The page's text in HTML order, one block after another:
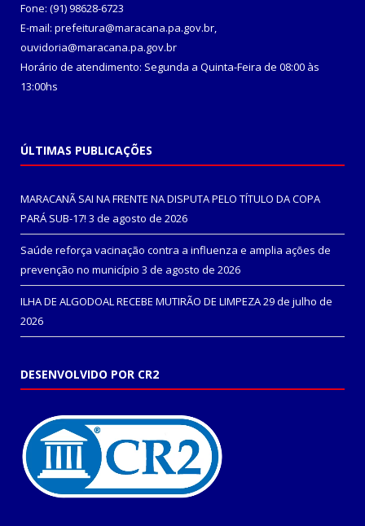
Fone: (91) 98628-6723
E-mail: prefeitura@maracana.pa.gov.br,
ouvidoria@maracana.pa.gov.br
Horário de atendimento: Segunda a Quinta-Feira de 08:00 às
13:00hs
ÚLTIMAS PUBLICAÇÕES
MARACANÃ SAI NA FRENTE NA DISPUTA PELO TÍTULO DA COPA
PARÁ SUB-17! 3 de agosto de 2026
Saúde reforça vacinação contra a influenza e amplia ações de
prevenção no município 3 de agosto de 2026
ILHA DE ALGODOAL RECEBE MUTIRÃO DE LIMPEZA29 de julho de
2026
DESENVOLVIDO POR CR2